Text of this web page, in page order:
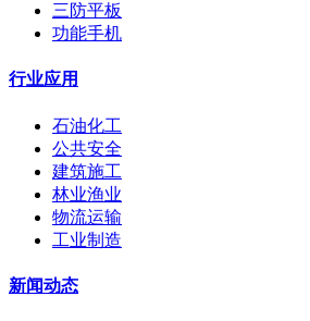
三防平板
功能手机
行业应用
石油化工
公共安全
建筑施工
林业渔业
物流运输
工业制造
新闻动态